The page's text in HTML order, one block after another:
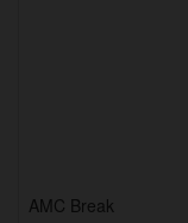
AMC Break